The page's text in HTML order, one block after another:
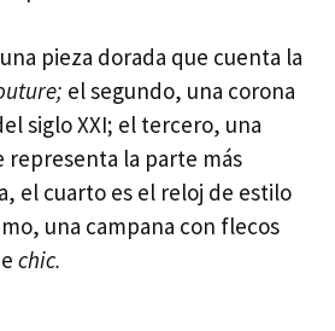
pieza dorada que cuenta la
el segundo, una corona
siglo XXI; el tercero, una
representa la parte más
el cuarto es el reloj de estilo
una campana con flecos
chic.